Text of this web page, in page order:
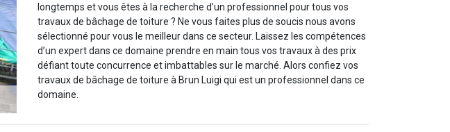
longtemps et vous êtes à la recherche d’un professionnel pour tous vos
travaux de bâchage de toiture ? Ne vous faites plus de soucis nous avons
sélectionné pour vous le meilleur dans ce secteur. Laissez les compétences
d’un expert dans ce domaine prendre en main tous vos travaux à des prix
défiant toute concurrence et imbattables sur le marché. Alors confiez vos
travaux de bâchage de toiture à Brun Luigi qui est un professionnel dans ce
domaine.